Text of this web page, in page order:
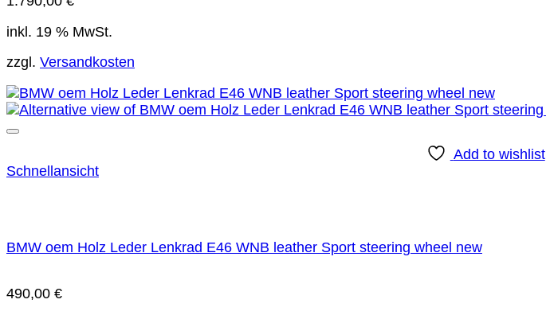
inkl. 19 % MwSt.
zzgl. Versandkosten
Add to wishlist
Schnellansicht
BMW oem Holz Leder Lenkrad E46 WNB leather Sport steering wheel new
490,00 €